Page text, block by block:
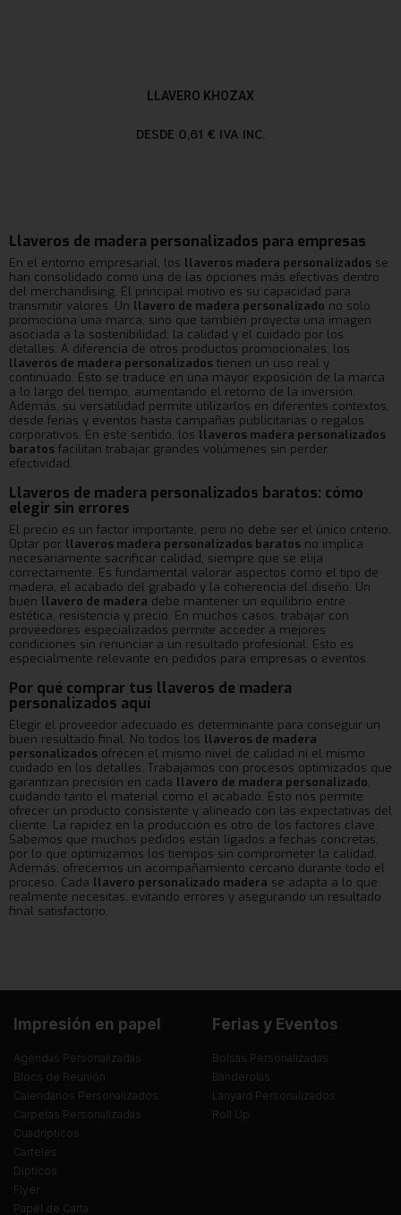
LLAVERO KHOZAX
DESDE 0,61 € IVA INC.
Llaveros de madera personalizados para empresas
En el entorno empresarial, los llaveros madera personalizados se
han consolidado como una de las opciones más efectivas dentro
del merchandising. El principal motivo es su capacidad para
transmitir valores. Un llavero de madera personalizado no solo
promociona una marca, sino que también proyecta una imagen
asociada a la sostenibilidad, la calidad y el cuidado por los
detalles. A diferencia de otros productos promocionales, los
llaveros de madera personalizados tienen un uso real y
continuado. Esto se traduce en una mayor exposición de la marca
a lo largo del tiempo, aumentando el retorno de la inversión.
Además, su versatilidad permite utilizarlos en diferentes contextos,
desde ferias y eventos hasta campañas publicitarias o regalos
corporativos. En este sentido, los llaveros madera personalizados
baratos facilitan trabajar grandes volúmenes sin perder
efectividad.
Llaveros de madera personalizados baratos: cómo
elegir sin errores
El precio es un factor importante, pero no debe ser el único criterio.
Optar por llaveros madera personalizados baratos no implica
necesariamente sacrificar calidad, siempre que se elija
correctamente. Es fundamental valorar aspectos como el tipo de
madera, el acabado del grabado y la coherencia del diseño. Un
buen llavero de madera debe mantener un equilibrio entre
estética, resistencia y precio. En muchos casos, trabajar con
proveedores especializados permite acceder a mejores
condiciones sin renunciar a un resultado profesional. Esto es
especialmente relevante en pedidos para empresas o eventos.
Por qué comprar tus llaveros de madera
personalizados aquí
Elegir el proveedor adecuado es determinante para conseguir un
buen resultado final. No todos los llaveros de madera
personalizados ofrecen el mismo nivel de calidad ni el mismo
cuidado en los detalles. Trabajamos con procesos optimizados que
garantizan precisión en cada llavero de madera personalizado,
cuidando tanto el material como el acabado. Esto nos permite
ofrecer un producto consistente y alineado con las expectativas del
cliente. La rapidez en la producción es otro de los factores clave.
Sabemos que muchos pedidos están ligados a fechas concretas,
por lo que optimizamos los tiempos sin comprometer la calidad.
Además, ofrecemos un acompañamiento cercano durante todo el
proceso. Cada llavero personalizado madera se adapta a lo que
realmente necesitas, evitando errores y asegurando un resultado
final satisfactorio.
Impresión en papel
Agendas Personalizadas
Blocs de Reunión
Calendarios Personalizados
Carpetas Personalizadas
Cuadrípticos
Carteles
Dípticos
Flyer
Papel de Carta
Ferias y Eventos
Bolsas Personalizadas
Banderolas
Lanyard Personalizados
Roll Up